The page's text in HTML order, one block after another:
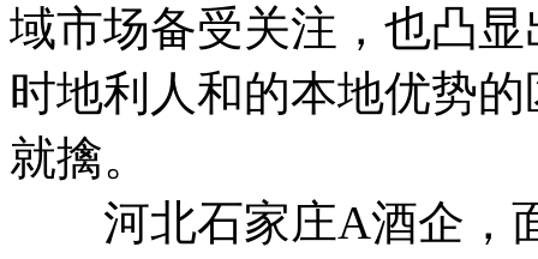
域市场备受关注，也凸
时地利人和的本地优势
就擒。
河北石家庄A酒企，